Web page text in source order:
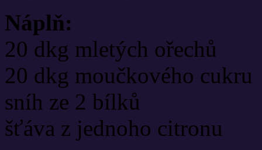
Náplň:
20 dkg mletých ořechů
20 dkg moučkového cukru
sníh ze 2 bílků
šťáva z jednoho citronu